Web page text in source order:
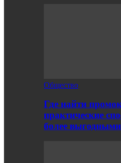
Общество
Где найти
практические
более выгодными